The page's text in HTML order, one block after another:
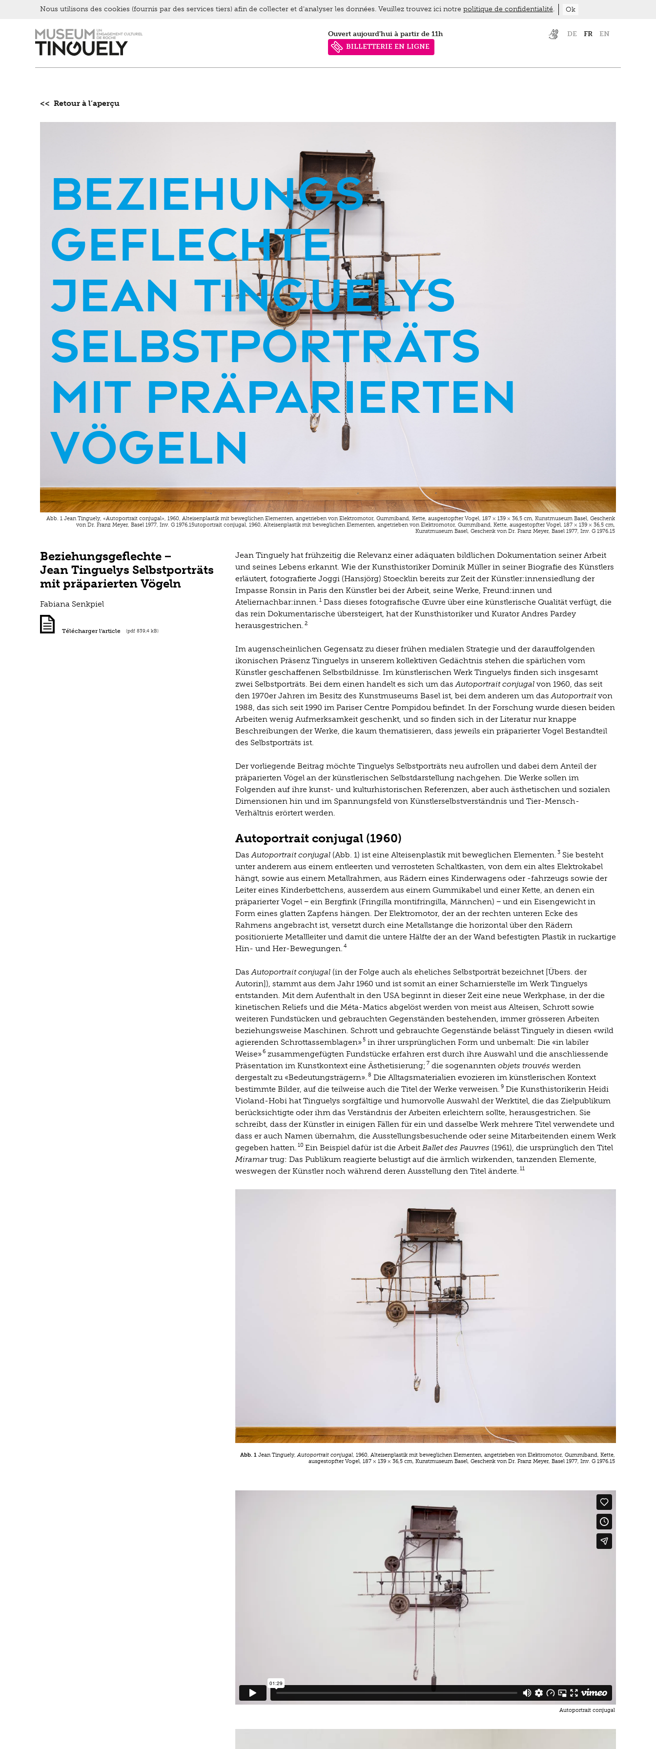
Hauptnavigation
DE FR EN
Ouvert aujourd'hui à partir de 11h
BILLETTERIE EN LIGNE
<< Retour à l’aperçu
Beziehungs
geflechte
Jean Tinguelys
Selbstporträts
mit präparierten
Vögeln
Abb. 1 Jean Tinguely, «Autoportrait conjugal», 1960, Alteisenplastik mit beweglichen Elementen, angetrieben von Elektromotor, Gummiband, Kette, ausgestopfter Vogel, 187 × 139 × 36,5 cm, Kunstmuseum Basel, Geschenk
von Dr. Franz Meyer, Basel 1977, Inv. G 1976.15utoportrait conjugal, 1960, Alteisenplastik mit beweglichen Elementen, angetrieben von Elektromotor, Gummiband, Kette, ausgestopfter Vogel, 187 × 139 × 36,5 cm,
Kunstmuseum Basel, Geschenk von Dr. Franz Meyer, Basel 1977, Inv. G 1976.15
Beziehungsgeflechte −
Jean Tinguelys Selbstporträts
mit präparierten Vögeln
Fabiana Senkpiel
Télécharger l'article (pdf 839,4 kB)
Jean Tinguely hat frühzeitig die Relevanz einer adäquaten bildlichen Dokumentation seiner Arbeit
und seines Lebens erkannt. Wie der Kunsthistoriker Dominik Müller in seiner Biografie des Künstlers
erläutert, fotografierte Joggi (Hansjörg) Stoecklin bereits zur Zeit der Künstler:innensiedlung der
Impasse Ronsin in Paris den Künstler bei der Arbeit, seine Werke, Freund:innen und
Ateliernachbar:innen. 1 Dass dieses fotografische Œuvre über eine künstlerische Qualität verfügt, die
das rein Dokumentarische übersteigert, hat der Kunsthistoriker und Kurator Andres Pardey
herausgestrichen. 2
Im augenscheinlichen Gegensatz zu dieser frühen medialen Strategie und der darauffolgenden
ikonischen Präsenz Tinguelys in unserem kollektiven Gedächtnis stehen die spärlichen vom
Künstler geschaffenen Selbstbildnisse. Im künstlerischen Werk Tinguelys finden sich insgesamt
zwei Selbstporträts. Bei dem einen handelt es sich um dasAutoportrait conjugal von 1960, das seit
den 1970er Jahren im Besitz des Kunstmuseums Basel ist, bei dem anderen um dasAutoportraitvon
1988, das sich seit 1990 im Pariser Centre Pompidou befindet. In der Forschung wurde diesen beiden
Arbeiten wenig Aufmerksamkeit geschenkt, und so finden sich in der Literatur nur knappe
Beschreibungen der Werke, die kaum thematisieren, dass jeweils ein präparierter Vogel Bestandteil
des Selbstporträts ist.
Der vorliegende Beitrag möchte Tinguelys Selbstporträts neu aufrollen und dabei dem Anteil der
präparierten Vögel an der künstlerischen Selbstdarstellung nachgehen. Die Werke sollen im
Folgenden auf ihre kunst- und kulturhistorischen Referenzen, aber auch ästhetischen und sozialen
Dimensionen hin und im Spannungsfeld von Künstlerselbstverständnis und Tier-Mensch-
Verhältnis erörtert werden.
Autoportrait conjugal (1960)
Das Autoportrait conjugal (Abb. 1) ist eine Alteisenplastik mit beweglichen Elementen. 3 Sie besteht
unter anderem aus einem entleerten und verrosteten Schaltkasten, von dem ein altes Elektrokabel
hängt, sowie aus einem Metallrahmen, aus Rädern eines Kinderwagens oder -fahrzeugs sowie der
Leiter eines Kinderbettchens, ausserdem aus einem Gummikabel und einer Kette, an denen ein
präparierter Vogel − ein Bergfink (Fringilla montifringilla, Männchen) − und ein Eisengewicht in
Form eines glatten Zapfens hängen. Der Elektromotor, der an der rechten unteren Ecke des
Rahmens angebracht ist, versetzt durch eine Metallstange die horizontal über den Rädern
positionierte Metallleiter und damit die untere Hälfte der an der Wand befestigten Plastik in ruckartige
Hin- und Her-Bewegungen. 4
Das Autoportrait conjugal (in der Folge auch als eheliches Selbstporträt bezeichnet [Übers. der
Autorin]), stammt aus dem Jahr 1960 und ist somit an einer Scharnierstelle im Werk Tinguelys
entstanden. Mit dem Aufenthalt in den USA beginnt in dieser Zeit eine neue Werkphase, in der die
kinetischen Reliefs und die Méta-Matics abgelöst werden von meist aus Alteisen, Schrott sowie
weiteren Fundstücken und gebrauchten Gegenständen bestehenden, immer grösseren Arbeiten
beziehungsweise Maschinen. Schrott und gebrauchte Gegenstände belässt Tinguely in diesen «wild
agierenden Schrottassemblagen»5 in ihrer ursprünglichen Form und unbemalt: Die «in labiler
Weise»6 zusammengefügten Fundstücke erfahren erst durch ihre Auswahl und die anschliessende
Präsentation im Kunstkontext eine Ästhetisierung; 7 die sogenanntenobjets trouvés werden
dergestalt zu «Bedeutungsträgern». 8 Die Alltagsmaterialien evozieren im künstlerischen Kontext
bestimmte Bilder, auf die teilweise auch die Titel der Werke verweisen. 9 Die Kunsthistorikerin Heidi
Violand-Hobi hat Tinguelys sorgfältige und humorvolle Auswahl der Werktitel, die das Zielpublikum
berücksichtigte oder ihm das Verständnis der Arbeiten erleichtern sollte, herausgestrichen. Sie
schreibt, dass der Künstler in einigen Fällen für ein und dasselbe Werk mehrere Titel verwendete und
dass er auch Namen übernahm, die Ausstellungsbesuchende oder seine Mitarbeitenden einem Werk
gegeben hatten. 10Ein Beispiel dafür ist die Arbeit Ballet des Pauvres (1961), die ursprünglich den Titel
Miramartrug: Das Publikum reagierte belustigt auf die ärmlich wirkenden, tanzenden Elemente,
weswegen der Künstler noch während deren Ausstellung den Titel änderte. 11
Abb. 1 Jean Tinguely, Autoportrait conjugal , 1960, Alteisenplastik mit beweglichen Elementen, angetrieben von Elektromotor, Gummiband, Kette,
ausgestopfter Vogel, 187 × 139 × 36,5 cm, Kunstmuseum Basel, Geschenk von Dr. Franz Meyer, Basel 1977, Inv. G 1976.15
Autoportrait conjugal
Nous utilisons des cookies (fournis par des services tiers) afin de collecter et d'analyser les données. Veuillez trouvez ici notre politique de confidentialité. Ok